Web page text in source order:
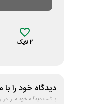
2 لایک
دیدگاه خود را با
با ثبت دیدگاه خود ما را در